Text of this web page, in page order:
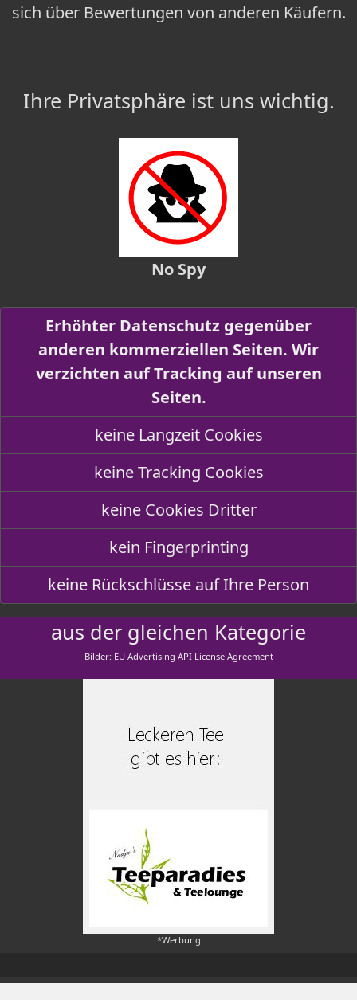
sich über Bewertungen von anderen Käufern.
Ihre Privatsphäre ist uns wichtig.
No Spy
Erhöhter Datenschutz gegenüber
anderen kommerziellen Seiten. Wir
verzichten auf Tracking auf unseren
Seiten.
keine Langzeit Cookies
keine Tracking Cookies
keine Cookies Dritter
kein Fingerprinting
keine Rückschlüsse auf Ihre Person
aus der gleichen Kategorie
Bilder: EU Advertising API License Agreement
*Werbung